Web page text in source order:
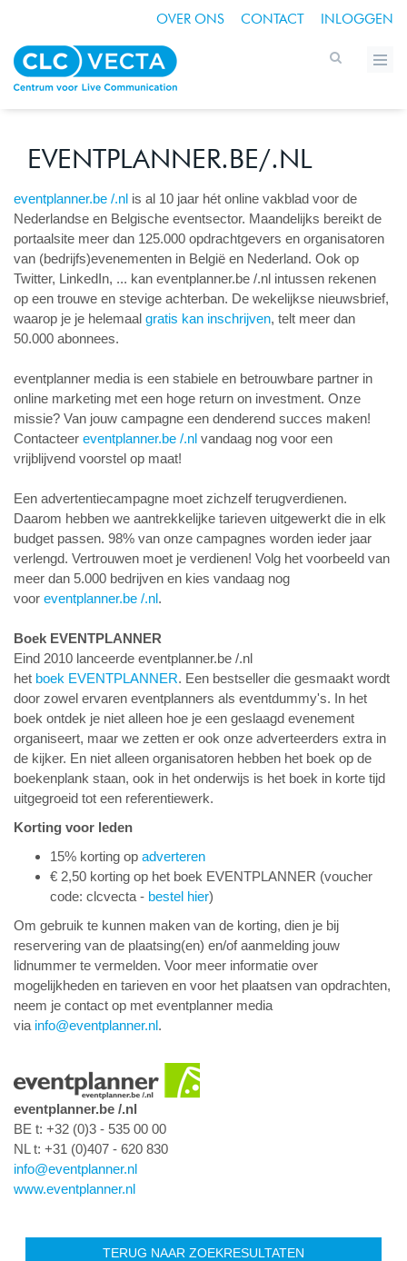
OVER ONS CONTACT INLOGGEN
EVENTPLANNER.BE/.NL
eventplanner.be /.nl is al 10 jaar hét online vakblad voor de
Nederlandse en Belgische eventsector. Maandelijks bereikt de
portaalsite meer dan 125.000 opdrachtgevers en organisatoren
van (bedrijfs)evenementen in België en Nederland. Ook op
Twitter, LinkedIn, ... kan eventplanner.be /.nl intussen rekenen
op een trouwe en stevige achterban. De wekelijkse nieuwsbrief,
waarop je je helemaal gratis kan inschrijven, telt meer dan
50.000 abonnees.
eventplanner media is een stabiele en betrouwbare partner in
online marketing met een hoge return on investment. Onze
missie? Van jouw campagne een denderend succes maken!
Contacteer eventplanner.be /.nl vandaag nog voor een
vrijblijvend voorstel op maat!
Een advertentiecampagne moet zichzelf terugverdienen.
Daarom hebben we aantrekkelijke tarieven uitgewerkt die in elk
budget passen. 98% van onze campagnes worden ieder jaar
verlengd. Vertrouwen moet je verdienen! Volg het voorbeeld van
meer dan 5.000 bedrijven en kies vandaag nog
voor eventplanner.be /.nl.
Boek EVENTPLANNER
Eind 2010 lanceerde eventplanner.be /.nl
het boek EVENTPLANNER. Een bestseller die gesmaakt wordt
door zowel ervaren eventplanners als eventdummy's. In het
boek ontdek je niet alleen hoe je een geslaagd evenement
organiseert, maar we zetten er ook onze adverteerders extra in
de kijker. En niet alleen organisatoren hebben het boek op de
boekenplank staan, ook in het onderwijs is het boek in korte tijd
uitgegroeid tot een referentiewerk.
Korting voor leden
15% korting op adverteren
€ 2,50 korting op het boek EVENTPLANNER (voucher
code: clcvecta - bestel hier)
Om gebruik te kunnen maken van de korting, dien je bij
reservering van de plaatsing(en) en/of aanmelding jouw
lidnummer te vermelden. Voor meer informatie over
mogelijkheden en tarieven en voor het plaatsen van opdrachten,
neem je contact op met eventplanner media
via info@eventplanner.nl.
eventplanner.be /.nl
BE t: +32 (0)3 - 535 00 00
NL t: +31 (0)407 - 620 830
info@eventplanner.nl
www.eventplanner.nl
TERUG NAAR ZOEKRESULTATEN